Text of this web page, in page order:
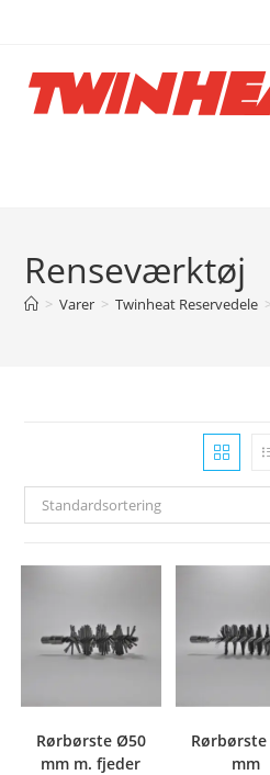
content
Renseværktøj
> Varer > Twinheat Reservedele >
Standardsortering
Rørbørste Ø50
mm m. fjeder
Rørbørste
mm